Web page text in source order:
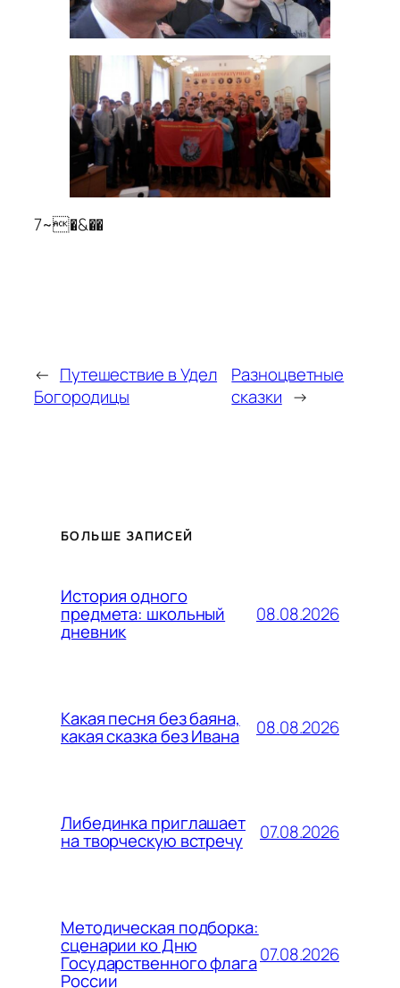
7~�&��
← Путешествие в Удел
Богородицы
Разноцветные
сказки →
БОЛЬШЕ ЗАПИСЕЙ
История одного
предмета: школьный
дневник
08.08.2026
Какая песня без баяна,
какая сказка без Ивана 08.08.2026
Либединка приглашает
на творческую встречу 07.08.2026
Методическая подборка:
сценарии ко Дню
Государственного флага
России
07.08.2026